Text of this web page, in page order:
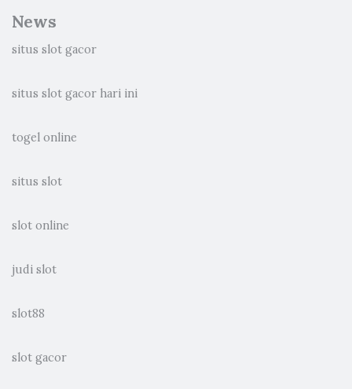
News
situs slot gacor
situs slot gacor hari ini
togel online
situs slot
slot online
judi slot
slot88
slot gacor